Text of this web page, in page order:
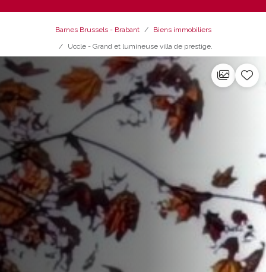
Barnes Brussels - Brabant
Biens immobiliers
Uccle - Grand et lumineuse villa de prestige.